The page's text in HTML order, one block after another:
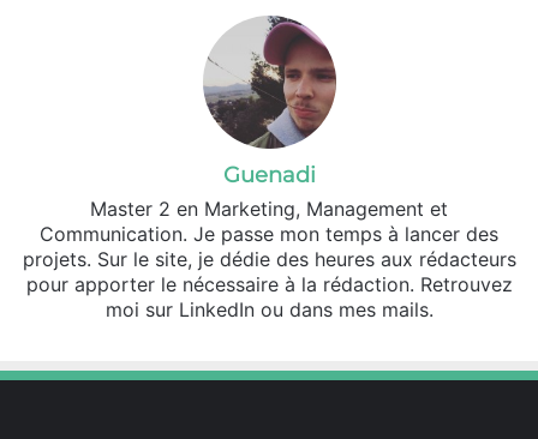
Guenadi
Master 2 en Marketing, Management et
Communication. Je passe mon temps à lancer des
projets. Sur le site, je dédie des heures aux rédacteurs
pour apporter le nécessaire à la rédaction. Retrouvez
moi sur LinkedIn ou dans mes mails.